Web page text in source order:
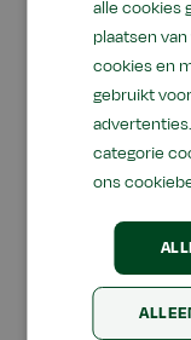
staat de
tijdens de
werkvormen
op een
o.a.
alle cookies
plaatsen
cookies en
gebruikt
categorie
ons